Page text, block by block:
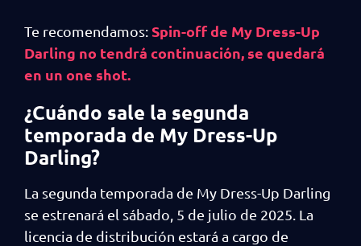
Te recomendamos:Spin-off de My Dress-Up
Darling no tendrá continuación, se quedará
en un one shot.
¿Cuándo sale la segunda
temporada de My Dress-Up
Darling?
La segunda temporada de My Dress-Up Darling
se estrenará el sábado, 5 de julio de 2025. La
licencia de distribución estará a cargo de